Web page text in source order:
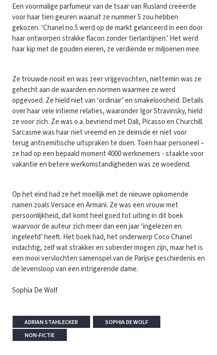
Een voormalige parfumeur van de tsaar van Rusland creëerde
voor haar tien geuren waaruit ze nummer 5 zou hebben
gekozen. ‘Chanel no.5 werd op de markt gelanceerd in een door
haar ontworpen strakke flacon zonder tierlantijnen.’ Het werd
haar kip met de gouden eieren, ze verdiende er miljoenen mee.
Ze trouwde nooit en was zeer vrijgevochten, niettemin was ze
gehecht aan de waarden en normen waarmee ze werd
opgevoed. Ze hield niet van ‘ordinair’ en smakeloosheid. Details
over haar vele intieme relaties, waaronder Igor Stravinsky, hield
ze voor zich. Ze was o.a. bevriend met Dali, Picasso en Churchill.
Sarcasme was haar niet vreemd en ze deinsde er niet voor
terug antisemitische uitspraken te doen. Toen haar personeel –
ze had op een bepaald moment 4000 werknemers - staakte voor
vakantie en betere werkomstandigheden was ze woedend.
Op het eind had ze het moeilijk met de nieuwe opkomende
namen zoals Versace en Armani. Ze was een vrouw met
persoonlijkheid, dat komt heel goed tot uiting in dit boek
waarvoor de auteur zich meer dan een jaar ‘ingelezen en
ingeleefd’ heeft. Het boek had, het onderwerp Coco Chanel
indachtig, zelf wat strakker en soberder mogen zijn, maar het is
een mooi vervlochten samenspel van de Parijse geschiedenis en
de levensloop van een intrigerende dame.
Sophia De Wolf
ADRIAN STAHLECKER
SOPHIA DE WOLF
NON-FICTIE